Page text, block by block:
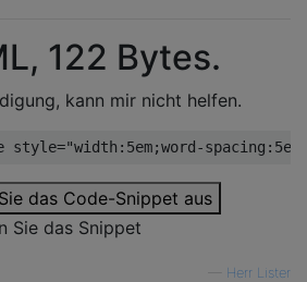
122 Bytes.
kann mir nicht helfen.
style="width : 5em;word-spacing : 5em
das Code-Snippet aus
Sie das Snippet
Herr Lister